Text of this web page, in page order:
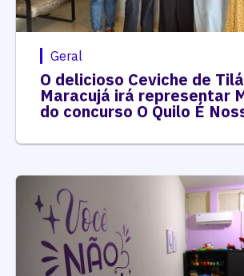
Geral
O delicioso Ceviche de
Maracujá irá representar
do concurso O Quilo É